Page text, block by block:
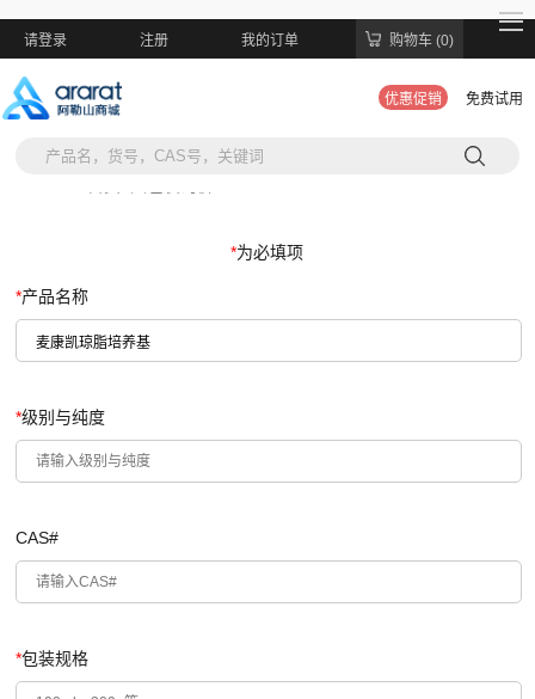
请登录 注册 我的订单 购物车 (0)
优惠促销 免费试用
*为必填项
*产品名称
*级别与纯度
CAS#
*包装规格